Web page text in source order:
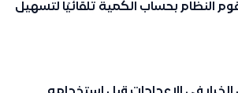
النظام بحساب الكمية تلقائيًا لتسهيل